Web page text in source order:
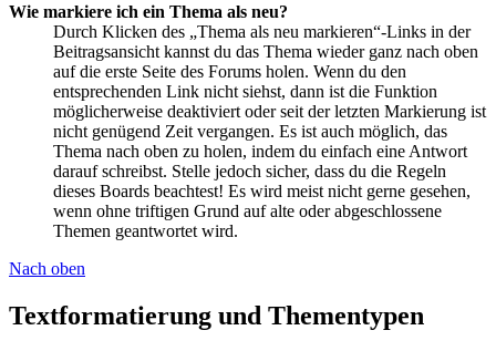
Wie markiere ich ein Thema als neu?
Durch Klicken des „Thema als neu markieren“-Links in der
Beitragsansicht kannst du das Thema wieder ganz nach oben
auf die erste Seite des Forums holen. Wenn du den
entsprechenden Link nicht siehst, dann ist die Funktion
möglicherweise deaktiviert oder seit der letzten Markierung ist
nicht genügend Zeit vergangen. Es ist auch möglich, das
Thema nach oben zu holen, indem du einfach eine Antwort
darauf schreibst. Stelle jedoch sicher, dass du die Regeln
dieses Boards beachtest! Es wird meist nicht gerne gesehen,
wenn ohne triftigen Grund auf alte oder abgeschlossene
Themen geantwortet wird.
Nach oben
Textformatierung und Thementypen